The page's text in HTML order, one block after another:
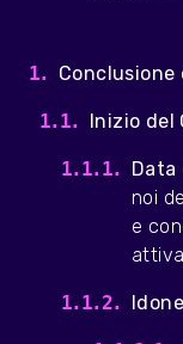
Inizio del
Data
noi
e